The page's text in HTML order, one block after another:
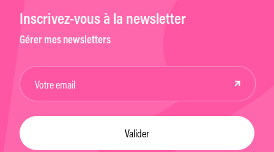
Inscrivez-vous à la newsletter
Gérer mes newsletters